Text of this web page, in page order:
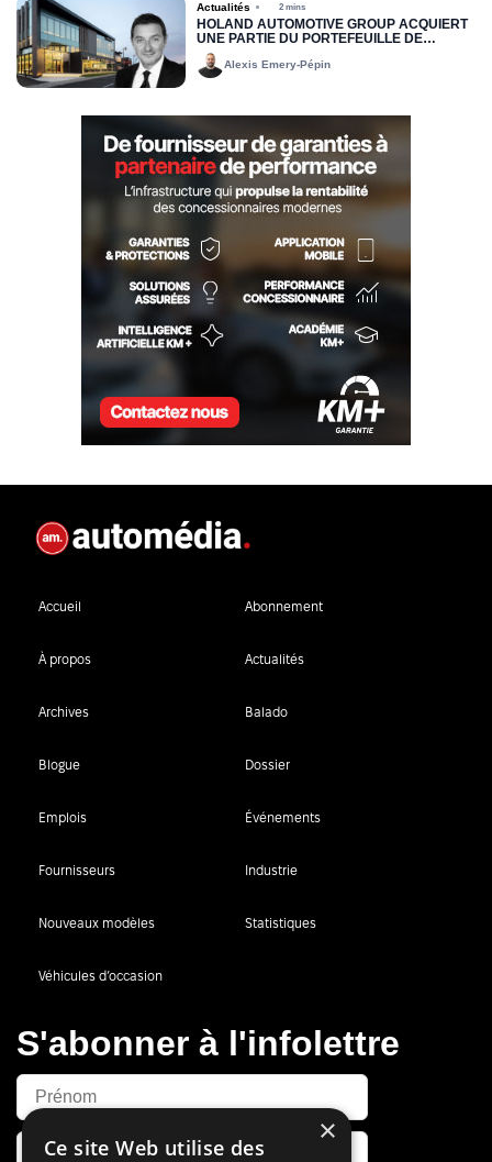
Actualités 2 mins
HOLAND AUTOMOTIVE GROUP ACQUIERT
UNE PARTIE DU PORTEFEUILLE DE
LOCATION JOHN SCOTTI
Alexis Emery-Pépin
Accueil Abonnement
À propos Actualités
Archives Balado
Blogue Dossier
Emplois Événements
Fournisseurs Industrie
Nouveaux modèles Statistiques
Véhicules d’occasion
S'abonner à l'infolettre
×
Ce site Web utilise des